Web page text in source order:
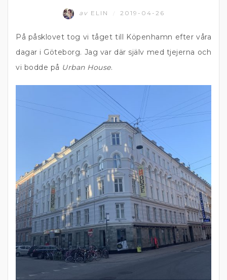
av ELIN 2019-04-26
På påsklovet tog vi tåget till Köpenhamn efter våra
dagar i Göteborg. Jag var där själv med tjejerna och
vi bodde på Urban House.